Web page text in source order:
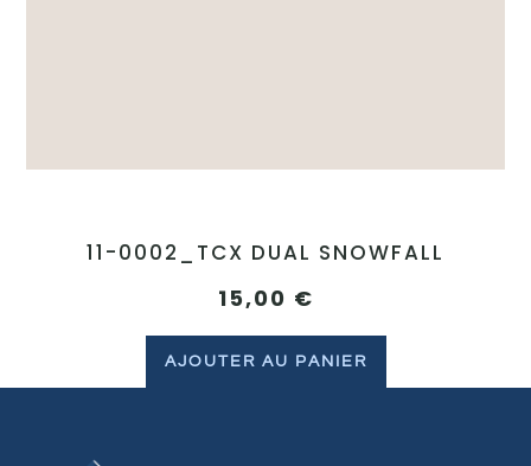
11-0002_TCX DUAL SNOWFALL
15,00 €
AJOUTER AU PANIER